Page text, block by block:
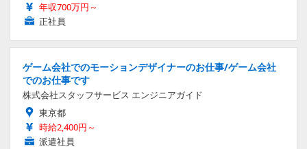
年収700万円～
正社員
ゲーム会社でのモーションデザイナーのお仕事/ゲーム会社
でのお仕事です
株式会社スタッフサービス エンジニアガイド
東京都
時給2,400円～
派遣社員